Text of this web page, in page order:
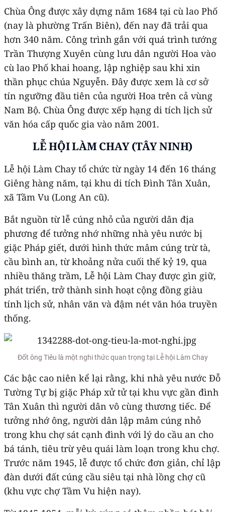
Chùa Ông được xây dựng năm 1684 tại cù lao Phố
(nay là phường Trấn Biên), đến nay đã trải qua
hơn 340 năm. Công trình gắn với quá trình tướng
Trần Thượng Xuyên cùng lưu dân người Hoa vào
cù lao Phố khai hoang, lập nghiệp sau khi xin
thần phục chúa Nguyễn. Đây được xem là cơ sở
tín ngưỡng đầu tiên của người Hoa trên cả vùng
Nam Bộ. Chùa Ông được xếp hạng di tích lịch sử
văn hóa cấp quốc gia vào năm 2001.
LỄ HỘI LÀM CHAY (TÂY NINH)
Lễ hội Làm Chay tổ chức từ ngày 14 đến 16 tháng
Giêng hàng năm, tại khu di tích Đình Tân Xuân,
xã Tầm Vu (Long An cũ).
Bắt nguồn từ lễ cúng nhỏ của người dân địa
phương để tưởng nhớ những nhà yêu nước bị
giặc Pháp giết, dưới hình thức mâm cúng trừ tà,
cầu bình an, từ khoảng nửa cuối thế kỷ 19, qua
nhiều thăng trầm, Lễ hội Làm Chay được gìn giữ,
phát triển, trở thành sinh hoạt cộng đồng giàu
tính lịch sử, nhân văn và đậm nét văn hóa truyền
thống.
Đốt ông Tiêu là một nghi thức quan trọng tại Lễ hội Làm Chay
Các bậc cao niên kể lại rằng, khi nhà yêu nước Đỗ
Tường Tự bị giặc Pháp xử tử tại khu vực gần đình
Tân Xuân thì người dân vô cùng thương tiếc. Để
tưởng nhớ ông, người dân lập mâm cúng nhỏ
trong khu chợ sát cạnh đình với lý do cầu an cho
bá tánh, tiêu trừ yêu quái làm loạn trong khu chợ.
Trước năm 1945, lễ được tổ chức đơn giản, chỉ lập
đàn dưới đất cúng cầu siêu tại nhà lồng chợ cũ
(khu vực chợ Tầm Vu hiện nay).